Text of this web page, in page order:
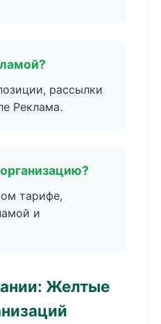
рассылки
Реклама.
тарифе,
и
Желтые